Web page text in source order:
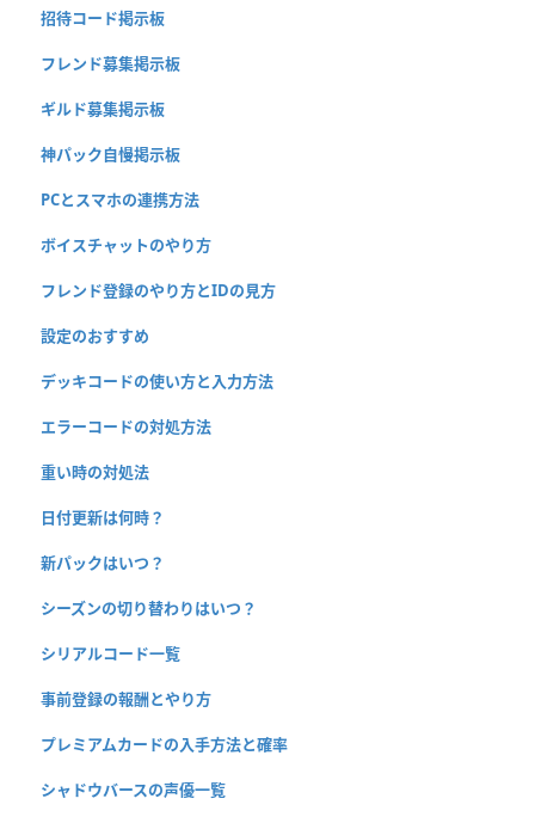
招待コード掲示板
フレンド募集掲示板
ギルド募集掲示板
神パック自慢掲示板
PCとスマホの連携方法
ボイスチャットのやり方
フレンド登録のやり方とIDの見方
設定のおすすめ
デッキコードの使い方と入力方法
エラーコードの対処方法
重い時の対処法
日付更新は何時？
新パックはいつ？
シーズンの切り替わりはいつ？
シリアルコード一覧
事前登録の報酬とやり方
プレミアムカードの入手方法と確率
シャドウバースの声優一覧